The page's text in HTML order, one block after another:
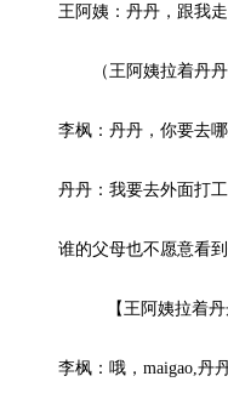
王阿姨：丹丹，跟我走
（王阿姨拉着丹丹
李枫：丹丹，你要去
丹丹：我要去外面打
谁的父母也不愿意看
【王阿姨拉着丹
李枫：哦，maigao,丹